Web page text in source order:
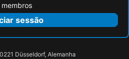
sessão
Düsseldorf, Alemanha